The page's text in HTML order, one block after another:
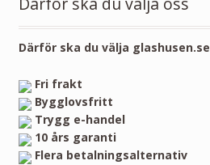
Därför ska du välja glashusen.se
Fri frakt
Bygglovsfritt
Trygg e-handel
10 års garanti
Flera betalningsalternativ